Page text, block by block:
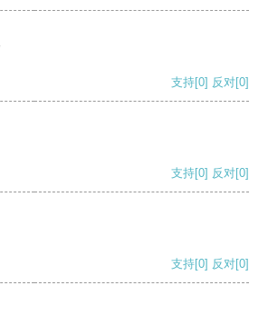
支持[0] 反对[0]
支持[0] 反对[0]
支持[0] 反对[0]